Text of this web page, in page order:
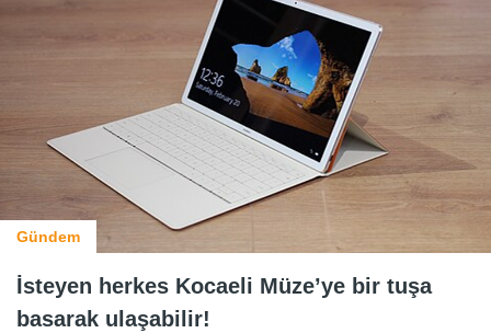
Gündem
İsteyen herkes Kocaeli Müze’ye bir tuşa
basarak ulaşabilir!